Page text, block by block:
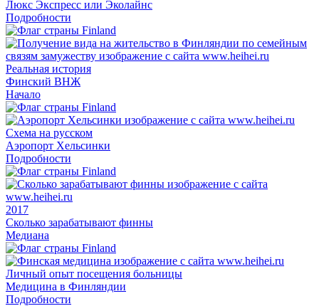
Люкс Экспресс или Эколайнс
Подробности
Реальная история
Финский ВНЖ
Начало
Схема на русском
Аэропорт Хельсинки
Подробности
2017
Сколько зарабатывают финны
Медиана
Личный опыт посещения больницы
Медицина в Финляндии
Подробности